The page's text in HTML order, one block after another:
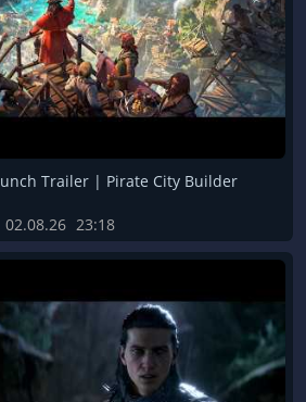
Trailer | Pirate City Builder
02.08.26 23:18